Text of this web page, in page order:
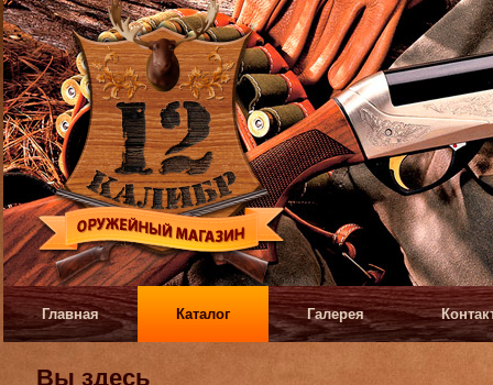
Главная Каталог Галерея
Вы здесь